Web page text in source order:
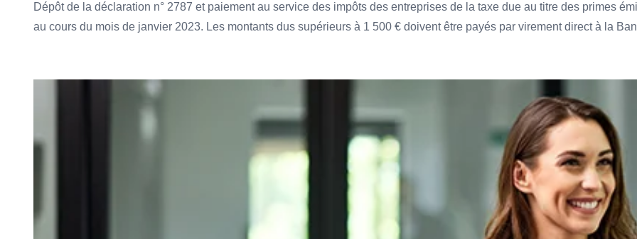
Dépôt de la déclaration n° 2787 et paiement au service des impôts des entreprises de la taxe due au titre des primes
au cours du mois de janvier 2023. Les montants dus supérieurs à 1 500 € doivent être payés par virement direct à la